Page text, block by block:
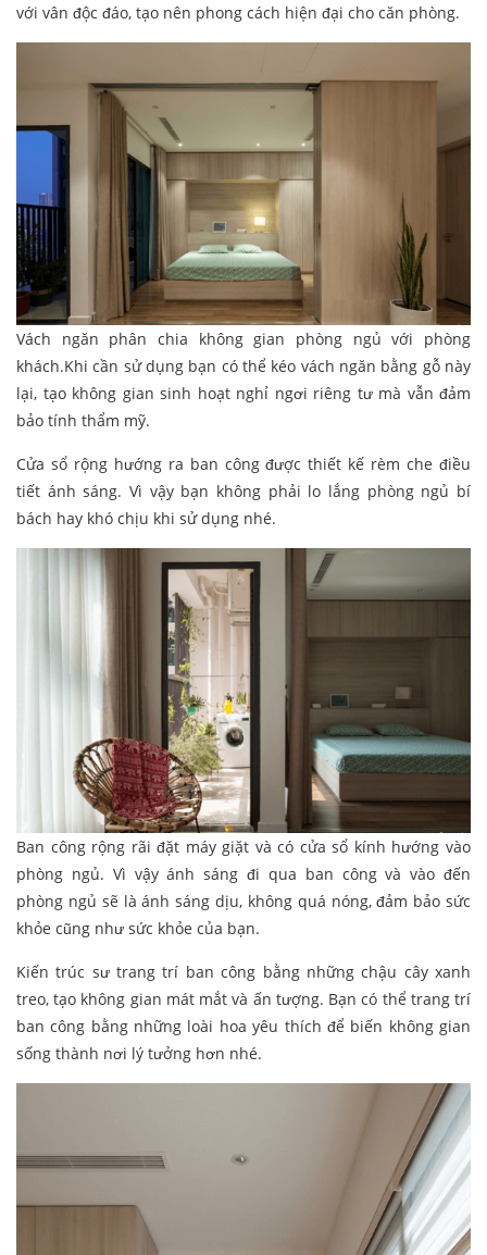
với vân độc đáo, tạo nên phong cách hiện đại cho căn phòng.
Vách ngăn phân chia không gian phòng ngủ với phòng
khách.Khi cần sử dụng bạn có thể kéo vách ngăn bằng gỗ này
lại, tạo không gian sinh hoạt nghỉ ngơi riêng tư mà vẫn đảm
bảo tính thẩm mỹ.
Cửa sổ rộng hướng ra ban công được thiết kế rèm che điều
tiết ánh sáng. Vì vậy bạn không phải lo lắng phòng ngủ bí
bách hay khó chịu khi sử dụng nhé.
Ban công rộng rãi đặt máy giặt và có cửa sổ kính hướng vào
phòng ngủ. Vì vậy ánh sáng đi qua ban công và vào đến
phòng ngủ sẽ là ánh sáng dịu, không quá nóng, đảm bảo sức
khỏe cũng như sức khỏe của bạn.
Kiến trúc sư trang trí ban công bằng những chậu cây xanh
treo, tạo không gian mát mắt và ấn tượng. Bạn có thể trang trí
ban công bằng những loài hoa yêu thích để biến không gian
sống thành nơi lý tưởng hơn nhé.